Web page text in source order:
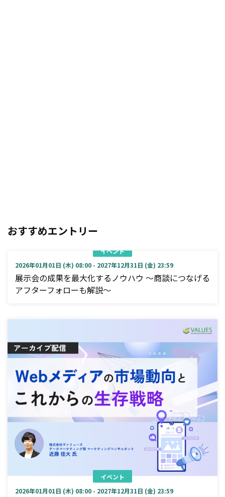
おすすめエントリー
イベント
2026年01月01日 (木) 08:00 - 2027年12月31日 (金) 23:59
展示会の成果を最大化するノウハウ ～商談につなげる
アフターフォローも解説～
イベント
2026年01月01日 (木) 08:00 - 2027年12月31日 (金) 23:59